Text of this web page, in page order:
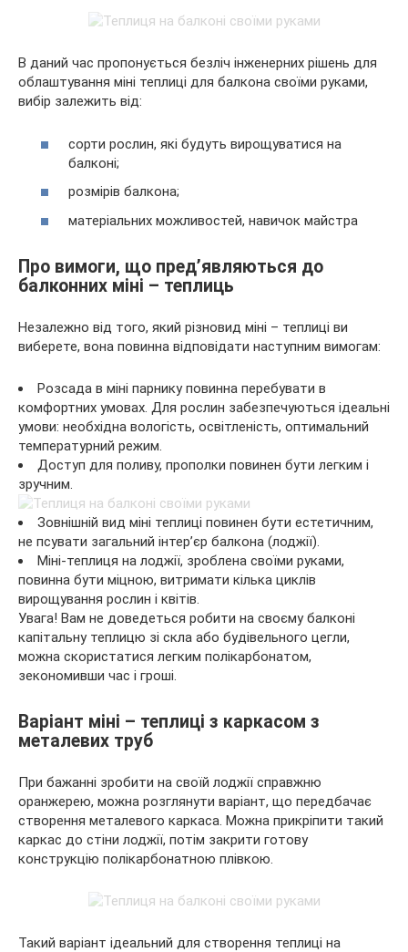
В даний час пропонується безліч інженерних рішень для
облаштування міні теплиці для балкона своїми руками,
вибір залежить від:
сорти рослин, які будуть вирощуватися на
балконі;
розмірів балкона;
матеріальних можливостей, навичок майстра
Про вимоги, що пред’являються до
балконних міні – теплиць
Незалежно від того, який різновид міні – теплиці ви
виберете, вона повинна відповідати наступним вимогам:
Розсада в міні парнику повинна перебувати в
комфортних умовах. Для рослин забезпечуються ідеальні
умови: необхідна вологість, освітленість, оптимальний
температурний режим.
Доступ для поливу, прополки повинен бути легким і
зручним.
Зовнішній вид міні теплиці повинен бути естетичним,
не псувати загальний інтер’єр балкона (лоджії).
Міні-теплиця на лоджії, зроблена своїми руками,
повинна бути міцною, витримати кілька циклів
вирощування рослин і квітів.
Увага! Вам не доведеться робити на своєму балконі
капітальну теплицю зі скла або будівельного цегли,
можна скористатися легким полікарбонатом,
зекономивши час і гроші.
Варіант міні – теплиці з каркасом з
металевих труб
При бажанні зробити на своїй лоджії справжню
оранжерею, можна розглянути варіант, що передбачає
створення металевого каркаса. Можна прикріпити такий
каркас до стіни лоджії, потім закрити готову
конструкцію полікарбонатною плівкою.
Такий варіант ідеальний для створення теплиці на